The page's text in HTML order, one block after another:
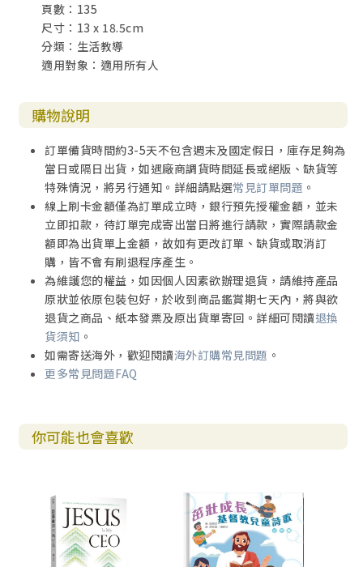
頁數：135
尺寸：13 x 18.5cm
分類：生活教導
適用對象：適用所有人
購物說明
訂單備貨時間約3-5天不包含週末及國定假日，庫存足夠為
當日或隔日出貨，如遇廠商調貨時間延長或絕版、缺貨等
特殊情況，將另行通知。詳細請點選常見訂單問題 。
線上刷卡金額僅為訂單成立時，銀行預先授權金額，並未
立即扣款，待訂單完成寄出當日將進行請款，實際請款金
額即為出貨單上金額，故如有更改訂單、缺貨或取消訂
購，皆不會有刷退程序產生。
為維護您的權益，如因個人因素欲辦理退貨，請維持產品
原狀並依原包裝包好，於收到商品鑑賞期七天內，將與欲
退貨之商品、紙本發票及原出貨單寄回。詳細可閱讀退換
貨須知 。
如需寄送海外，歡迎閱讀海外訂購常見問題 。
更多常見問題FAQ
你可能也會喜歡